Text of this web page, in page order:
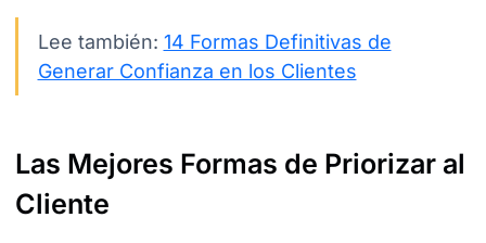
Lee también: 14 Formas Definitivas de
Generar Confianza en los Clientes
Las Mejores Formas de Priorizar al
Cliente